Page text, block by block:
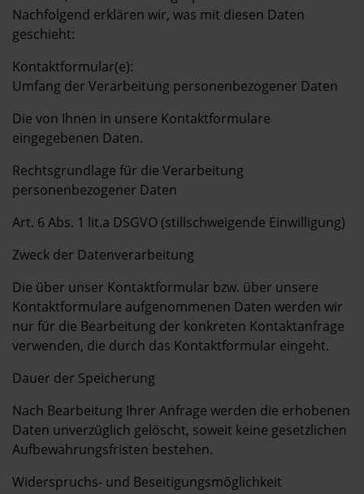
Nachfolgend erklären wir, was mit diesen Daten
geschieht:
Kontaktformular(e):
Umfang der Verarbeitung personenbezogener Daten
Die von Ihnen in unsere Kontaktformulare
eingegebenen Daten.
Rechtsgrundlage für die Verarbeitung
personenbezogener Daten
Art. 6 Abs. 1 lit.a DSGVO (stillschweigende Einwilligung)
Zweck der Datenverarbeitung
Die über unser Kontaktformular bzw. über unsere
Kontaktformulare aufgenommenen Daten werden wir
nur für die Bearbeitung der konkreten Kontaktanfrage
verwenden, die durch das Kontaktformular eingeht.
Dauer der Speicherung
Nach Bearbeitung Ihrer Anfrage werden die erhobenen
Daten unverzüglich gelöscht, soweit keine gesetzlichen
Aufbewahrungsfristen bestehen.
Widerspruchs- und Beseitigungsmöglichkeit